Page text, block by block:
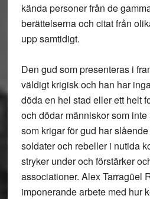
kända personer från de
berättelserna och citat från
upp samtidigt.
Den gud som presenteras i
väldigt krigisk och han har
döda en hel stad eller ett helt
och dödar människor som
som krigar för gud har
soldater och rebeller i nutida
stryker under och förstärker
associationer. Alex Tarragüel
imponerande arbete med hur